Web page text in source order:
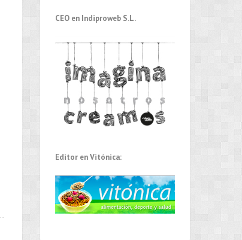
CEO en Indiproweb S.L.
Editor en Vitónica: